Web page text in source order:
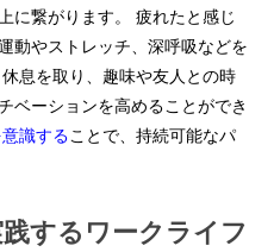
に繋がります。 疲れたと感じ
動やストレッチ、深呼吸などを
息を取り、趣味や友人との時
ベーションを高めることができ
識することで、持続可能なパ
するワークライフ